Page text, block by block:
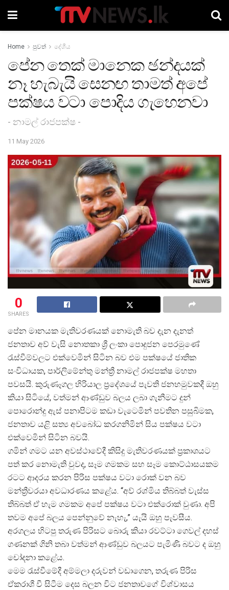
Home පුවත් දේශීය
පේන තෙක් මානෙක ඡන්දයක්
නෑ හැබැයි සෙනඟ තාමත් අපේ
පක්ෂය වටා පොදිය ගැහෙනවා
- නාමල් රාජපක්ෂ -
11 May 2026
0
SHARES
පේන මානයක මැතිවරණයක් නොමැති බව දැන දැනත්
ජනතාව අව් වැසි නොතකා ශ් රී ලංකා පොදුජන පෙරමුණේ
රැස්වීම්වලට එක්වෙමින් සිටින බව එම පක්ෂයේ ජාතික
සංවිධායක, පාර්ලිමේන්තු මන්ත් රී නාමල් රාජපක්ෂ මහතා
පවසයි. කුරුණෑගල හිරියාල ප්රදේශයේ පැවති ජනහමුවකදී ඔහු
කියා සිටියේ, වත්මන් ආණ්ඩුව බලය ලබා ගැනීමට දුන්
පොරොන්දු ඇස් පනාපිටම කඩා වැටෙමින් පවතින පසුබිමක,
ජනතාව යළි සත් ය අවබෝධ කරගනිමින් සිය පක්ෂය වටා
එක්වෙමින් සිටින බවයි.
ගමින් ගමට යන අවස්ථාවේදී කිසිදු මැතිවරණයක් ප්රකාශයට
පත් කර නොමැති වුවද, සෑම ගමකම සහ සෑම කොට්ඨාසයකම
රටට ආදරය කරන පිරිස පක්ෂය වටා රොක් වන බව
මන්ත්රීවරයා අවධාරණය කළේය. “අව් රශ්මිය තිබ්බත් වැස්ස
තිබ්බත් ඒ හැම ගමකම අපේ පක්ෂය වටා එක්රොක් වුණා. අපි
තවම අපේ බලය පෙන්නුවේ නැහැ,” යැයි ඔහු පැවසීය.
අරගලය හිටපු තරුණ පිරිසට බොරු කියා රවට්ටා ගෙවල් දහස්
ගණනක් ගිනි තබා වත්මන් ආණ්ඩුව බලයට පැමිණි බවට ද ඔහු
චෝදනා කළේය.
මෙම රැස්වීමේදී අම්මලා දරුවන් වඩාගෙන, තරුණ පිරිස
ඒකරාශී වී සිටීම දෙස බලන විට ජනතාවගේ විශ්වාසය